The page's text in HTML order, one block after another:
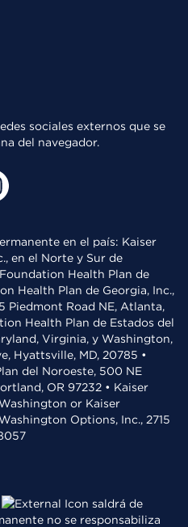
sociales externos que se
del navegador.
en el país: Kaiser
en el Norte y Sur de
Health Plan de
Health Plan de Georgia, Inc.,
Piedmont Road NE, Atlanta,
Health Plan de Estados del
Virginia, y Washington,
Hyattsville, MD, 20785 •
del Noroeste, 500 NE
OR 97232 • Kaiser
or Kaiser
Options, Inc., 2715
saldrá de
no se responsabiliza